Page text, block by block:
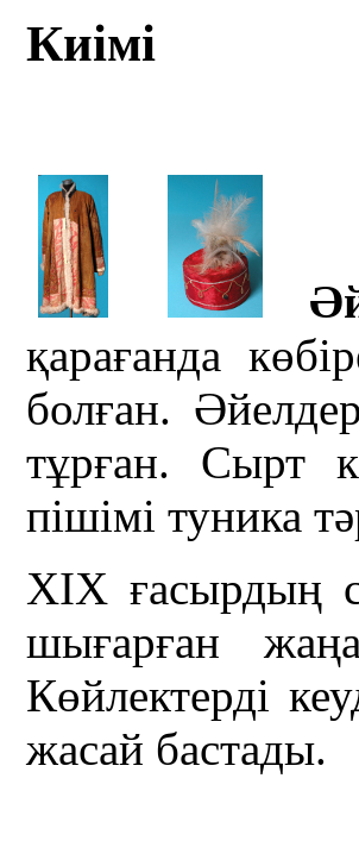
Киімі
қарағанда
болған.
тұрған. Сырт
пішімі туника
ХІХ ғасырдың
шығарған
Көйлектерді
жасай бастады.